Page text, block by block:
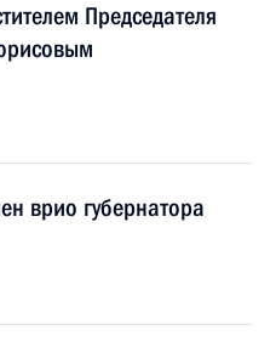
Председателя
врио губернатора